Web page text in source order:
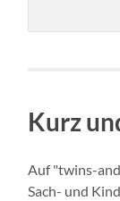
Kurz
Auf "twins-
Sach- und